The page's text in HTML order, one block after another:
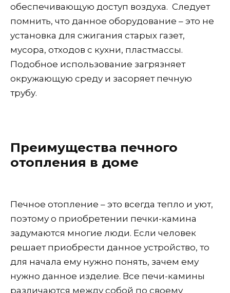
обеспечивающую доступ воздуха. Следует
помнить, что данное оборудование – это не
установка для сжигания старых газет,
мусора, отходов с кухни, пластмассы.
Подобное использование загрязняет
окружающую среду и засоряет печную
трубу.
Преимущества печного
отопления в доме
Печное отопление – это всегда тепло и уют,
поэтому о приобретении печки-камина
задумаются многие люди. Если человек
решает приобрести данное устройство, то
для начала ему нужно понять, зачем ему
нужно данное изделие. Все печи-камины
различаются между собой по своему